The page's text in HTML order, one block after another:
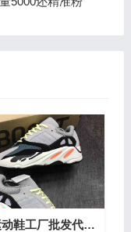
品牌运动鞋工厂批发代发-不收取任何手续费-支持退换